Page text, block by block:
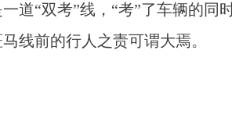
道“双考”线，“考”了车辆的同
线前的行人之责可谓大焉。